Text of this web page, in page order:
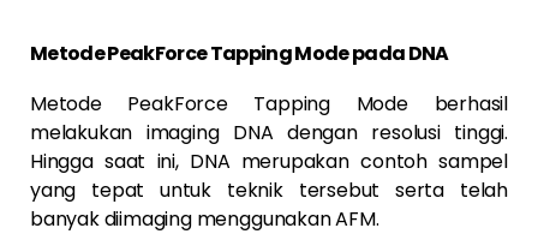
Metode PeakForce Tapping Mode pada DNA
Metode PeakForce Tapping Mode berhasil
melakukan imaging DNA dengan resolusi tinggi.
Hingga saat ini, DNA merupakan contoh sampel
yang tepat untuk teknik tersebut serta telah
banyak diimaging menggunakan AFM.